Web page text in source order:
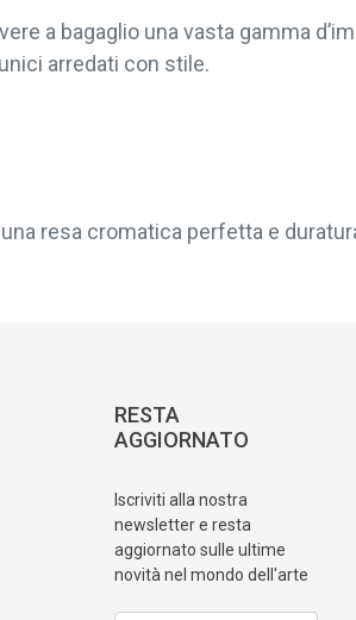
a bagaglio una vasta gamma
arredati con stile.
resa cromatica perfetta e
RESTA
AGGIORNATO
Iscriviti alla nostra
newsletter e resta
aggiornato sulle ultime
novità nel mondo dell'arte